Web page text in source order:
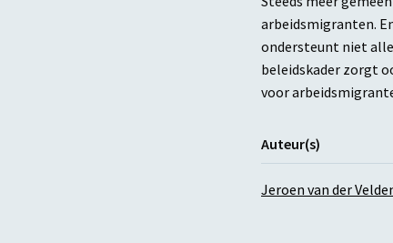
arbeidsmigranten.
ondersteunt niet
beleidskader zorgt
voor
Auteur(s)
Jeroen van der